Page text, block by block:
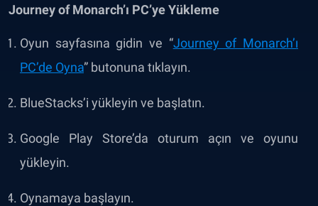
Journey of Monarch’ı PC’ye Yükleme
Oyun sayfasına gidin ve “Journey of Monarch’ı
PC’de Oyna” butonuna tıklayın.
BlueStacks’i yükleyin ve başlatın.
Google Play Store’da oturum açın ve oyunu
yükleyin.
Oynamaya başlayın.